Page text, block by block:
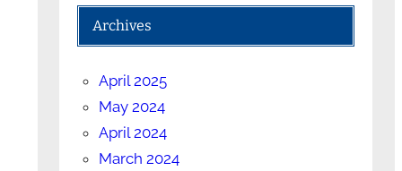
Archives
April 2025
May 2024
April 2024
March 2024